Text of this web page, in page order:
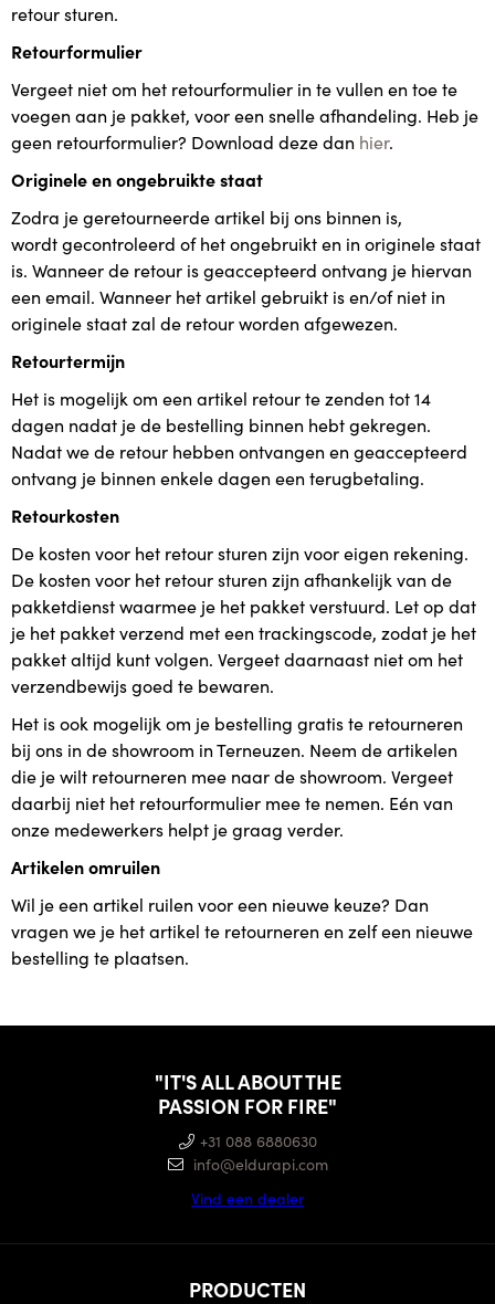
retour sturen.
Retourformulier
Vergeet niet om het retourformulier in te vullen en toe te
voegen aan je pakket, voor een snelle afhandeling. Heb je
geen retourformulier? Download deze dan hier.
Originele en ongebruikte staat
Zodra je geretourneerde artikel bij ons binnen is,
wordt gecontroleerd of het ongebruikt en in originele staat
is. Wanneer de retour is geaccepteerd ontvang je hiervan
een email. Wanneer het artikel gebruikt is en/of niet in
originele staat zal de retour worden afgewezen.
Retourtermijn
Het is mogelijk om een artikel retour te zenden tot 14
dagen nadat je de bestelling binnen hebt gekregen.
Nadat we de retour hebben ontvangen en geaccepteerd
ontvang je binnen enkele dagen een terugbetaling.
Retourkosten
De kosten voor het retour sturen zijn voor eigen rekening.
De kosten voor het retour sturen zijn afhankelijk van de
pakketdienst waarmee je het pakket verstuurd. Let op dat
je het pakket verzend met een trackingscode, zodat je het
pakket altijd kunt volgen. Vergeet daarnaast niet om het
verzendbewijs goed te bewaren.
Het is ook mogelijk om je bestelling gratis te retourneren
bij ons in de showroom in Terneuzen. Neem de artikelen
die je wilt retourneren mee naar de showroom. Vergeet
daarbij niet het retourformulier mee te nemen. Eén van
onze medewerkers helpt je graag verder.
Artikelen omruilen
Wil je een artikel ruilen voor een nieuwe keuze? Dan
vragen we je het artikel te retourneren en zelf een nieuwe
bestelling te plaatsen.
"IT'S ALL ABOUT THE
PASSION FOR FIRE"
+31 088 6880630
info@eldurapi.com
Vind een dealer
PRODUCTEN